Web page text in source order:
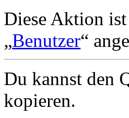
Diese Aktion
„Benutzer“
Du kannst den
kopieren.